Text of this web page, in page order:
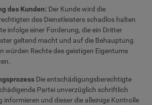
des Kunden: Der Kunde wird die
des Dienstleisters schadlos halten
infolge einer Forderung, die ein Dritter
geltend macht und auf die Behauptung
würden Rechte des geistigen Eigentums
Die entschädigungsberechtigte
Partei unverzüglich schriftlich
informieren und dieser die alleinige Kontrolle